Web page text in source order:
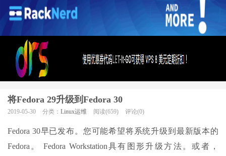
将Fedora 29升级到Fedora 30
2019-05-30 分类： Linux运维 阅读(659) 评论(0)
Fedora 30早已发布。您可能希望将系统升级到最新版本的
Fedora。 Fedora Workstation具有图形升级方法。或者，